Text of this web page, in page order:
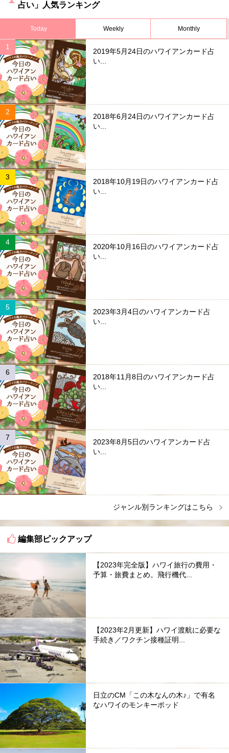
占い」人気ランキング
Today Weekly Monthly
2019年5月24日のハワイアンカード占
い...
2018年6月24日のハワイアンカード占
い...
2018年10月19日のハワイアンカード占
い...
2020年10月16日のハワイアンカード占
い...
2023年3月4日のハワイアンカード占
い...
2018年11月8日のハワイアンカード占
い...
2023年8月5日のハワイアンカード占
い...
ジャンル別ランキングはこちら
編集部ピックアップ
【2023年完全版】ハワイ旅行の費用・
予算・旅費まとめ。飛行機代...
【2023年2月更新】ハワイ渡航に必要な
手続き／ワクチン接種証明...
日立のCM「この木なんの木♪」で有名
なハワイのモンキーポッド